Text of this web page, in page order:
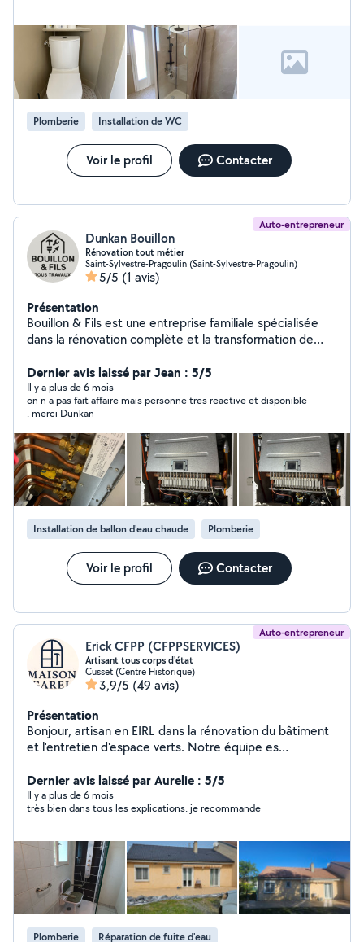
Plomberie Installation de WC
Voir le profil Contacter
Auto-entrepreneur
Dunkan Bouillon
Rénovation tout métier
Saint-Sylvestre-Pragoulin (Saint-Sylvestre-Pragoulin)
5/5 (1 avis)
Présentation
Bouillon & Fils est une entreprise familiale spécialisée
dans la rénovation complète et la transformation de
locaux professionnels ou de biens anciens à réhabiliter.
Forte d'un savoir-faire transmis de génération en
génération, notre équipe accompagne chaque client de
A à Z : du gros œuvre à la décoration finale. Nos
domaines d'intervention Nous regroupons tous les
corps de métier du bâtiment pour offrir un service clé
en main : Maçonnerie & Gros œuvre Plâtrerie & Cloisons
Peinture & Revêtements muraux Électricité &
Domotique Plomberie & Sanitaire Menuiserie intérieure
& extérieure Carrelage, faïence & sols Isolation
thermique & acoustique Rénovation de façades &
Dernier avis laissé par Jean : 5/5
Il y a plus de 6 mois
on n a pas fait affaire mais personne tres reactive et disponible
. merci Dunkan
Installation de ballon d'eau chaude Plomberie
Voir le profil Contacter
Auto-entrepreneur
Erick CFPP (CFPPSERVICES)
Artisant tous corps d'état
Cusset (Centre Historique)
3,9/5 (49 avis)
Présentation
Bonjour, artisan en EIRL dans la rénovation du bâtiment
et l'entretien d'espace verts. Notre équipe es
Décennale et RC Pro PEINTURE Application de
revêtement/placo/carrelage/papier peint CARRELAGE
Carrelage,faïence,pose de parquet et sol pvc
MEUNUISERIE réparation vitres/pose de porte et
fenêtre,installation de cuisine
ISOLATION/Aménagement Combles,cave,intérieur
extérieur cloison ENTRETIEN D'ESPACE VERTS
Tonte/débroussaillage/taille de haies. Forfait entretient
terrain à l'année à partir de 80euros/mois. NETOYAGE
Dernier avis laissé par Aurelie : 5/5
Il y a plus de 6 mois
très bien dans tous les explications. je recommande
Plomberie Réparation de fuite d'eau